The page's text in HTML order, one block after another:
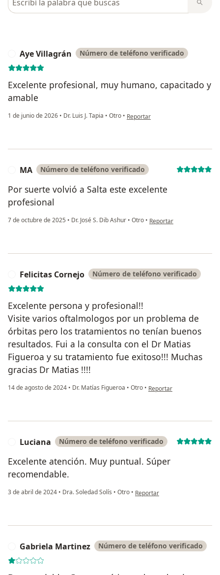
Aye Villagrán Número de teléfono verificado
Excelente profesional, muy humano, capacitado y
amable
1 de junio de 2026 • Dr. Luis J. Tapia • Otro • en opinión del usuario Aye
Reportar
MA Número de teléfono verificado
Por suerte volvió a Salta este excelente
profesional
7 de octubre de 2025 • Dr. José S. Dib Ashur • Otro • en opinión del usuario MA
Reportar
Felicitas Cornejo Número de teléfono verificado
Excelente persona y profesional!!
Visite varios oftalmologos por un problema de
órbitas pero los tratamientos no tenían buenos
resultados. Fui a la consulta con el Dr Matias
Figueroa y su tratamiento fue exitoso!!! Muchas
gracias Dr Matias !!!!
14 de agosto de 2024 • Dr. Matías Figueroa • Otro • en opinión del usuario
Reportar
Luciana Número de teléfono verificado
Excelente atención. Muy puntual. Súper
recomendable.
3 de abril de 2024 • Dra. Soledad Solís • Otro • en opinión del usuario Luciana
Reportar
Gabriela Martinez Número de teléfono verificado